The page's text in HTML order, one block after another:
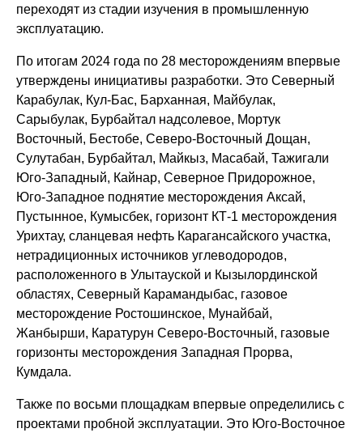
переходят из стадии изучения в промышленную
эксплуатацию.
По итогам 2024 года по 28 месторождениям впервые
утверждены инициативы разработки. Это Северный
Карабулак, Кул-Бас, Барханная, Майбулак,
Сарыбулак, Бурбайтал надсолевое, Мортук
Восточный, Бестобе, Северо-Восточный Дощан,
Сулутабан, Бурбайтал, Майкыз, Масабай, Тажигали
Юго-Западный, Кайнар, Северное Придорожное,
Юго-Западное поднятие месторождения Аксай,
Пустынное, Кумысбек, горизонт КТ-1 месторождения
Урихтау, сланцевая нефть Карагансайского участка,
нетрадиционных источников углеводородов,
расположенного в Улытауской и Кызылординской
областях, Северный Карамандыбас, газовое
месторождение Ростошинское, Мунайбай,
Жанбырши, Каратурун Северо-Восточный, газовые
горизонты месторождения Западная Прорва,
Кумдала.
Также по восьми площадкам впервые определились с
проектами пробной эксплуатации. Это Юго-Восточное